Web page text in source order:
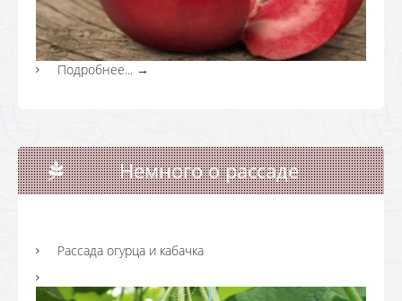
Подробнее... →
Немного о рассаде
Рассада огурца и кабачка